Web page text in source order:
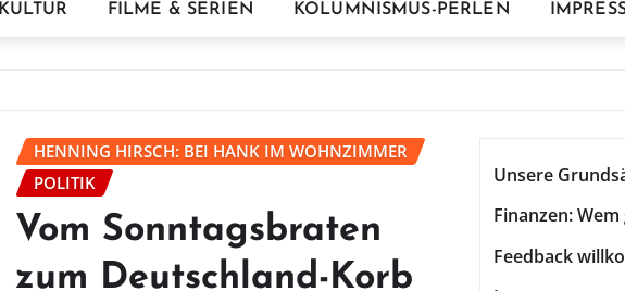
KULTUR FILME & SERIEN KOLUMNISMUS-PERLEN
HENNING HIRSCH: BEI HANK IM WOHNZIMMER
POLITIK
Vom Sonntagsbraten
zum Deutschland-Korb
Unsere
Finanzen:
Feedback